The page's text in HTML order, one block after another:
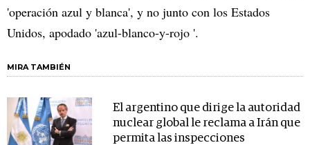
'operación azul y blanca', y no junto con los Estados
Unidos, apodado 'azul-blanco-y-rojo '.
MIRA TAMBIÉN
El argentino que dirige la autoridad
nuclear global le reclama a Irán que
permita las inspecciones